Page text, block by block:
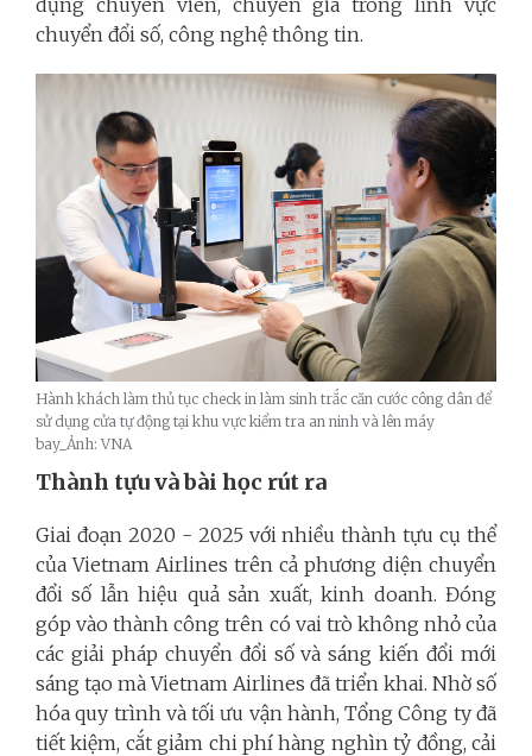
dụng chuyên viên, chuyên gia trong lĩnh vực
chuyển đổi số, công nghệ thông tin.
Hành khách làm thủ tục check in làm sinh trắc căn cước công dân để
sử dụng cửa tự động tại khu vực kiểm tra an ninh và lên máy
bay_Ảnh: VNA
Thành tựu và bài học rút ra
Giai đoạn 2020 - 2025 với nhiều thành tựu cụ thể
của Vietnam Airlines trên cả phương diện chuyển
đổi số lẫn hiệu quả sản xuất, kinh doanh. Đóng
góp vào thành công trên có vai trò không nhỏ của
các giải pháp chuyển đổi số và sáng kiến đổi mới
sáng tạo mà Vietnam Airlines đã triển khai. Nhờ số
hóa quy trình và tối ưu vận hành, Tổng Công ty đã
tiết kiệm, cắt giảm chi phí hàng nghìn tỷ đồng, cải